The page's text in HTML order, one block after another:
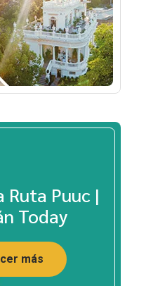
Ruta Puuc |
Today
más